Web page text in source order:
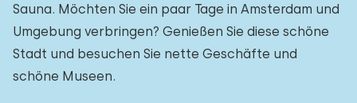
Sauna. Möchten Sie ein paar Tage in Amsterdam und
Umgebung verbringen? Genießen Sie diese schöne
Stadt und besuchen Sie nette Geschäfte und
schöne Museen.